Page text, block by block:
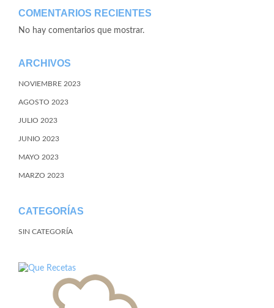
COMENTARIOS RECIENTES
No hay comentarios que mostrar.
ARCHIVOS
NOVIEMBRE 2023
AGOSTO 2023
JULIO 2023
JUNIO 2023
MAYO 2023
MARZO 2023
CATEGORÍAS
SIN CATEGORÍA